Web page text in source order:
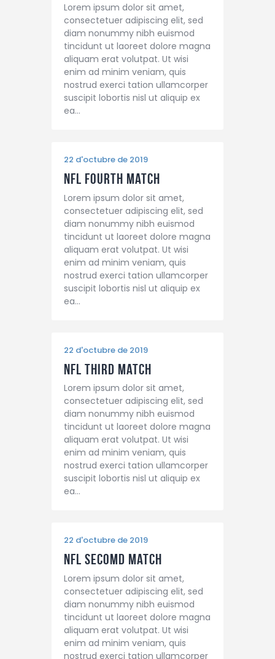
Lorem ipsum dolor sit amet,
consectetuer adipiscing elit, sed
diam nonummy nibh euismod
tincidunt ut laoreet dolore magna
aliquam erat volutpat. Ut wisi
enim ad minim veniam, quis
nostrud exerci tation ullamcorper
suscipit lobortis nisl ut aliquip ex
ea…
22 d'octubre de 2019
NFL Fourth Match
Lorem ipsum dolor sit amet,
consectetuer adipiscing elit, sed
diam nonummy nibh euismod
tincidunt ut laoreet dolore magna
aliquam erat volutpat. Ut wisi
enim ad minim veniam, quis
nostrud exerci tation ullamcorper
suscipit lobortis nisl ut aliquip ex
ea…
22 d'octubre de 2019
NFL Third Match
Lorem ipsum dolor sit amet,
consectetuer adipiscing elit, sed
diam nonummy nibh euismod
tincidunt ut laoreet dolore magna
aliquam erat volutpat. Ut wisi
enim ad minim veniam, quis
nostrud exerci tation ullamcorper
suscipit lobortis nisl ut aliquip ex
ea…
22 d'octubre de 2019
NFL Secomd Match
Lorem ipsum dolor sit amet,
consectetuer adipiscing elit, sed
diam nonummy nibh euismod
tincidunt ut laoreet dolore magna
aliquam erat volutpat. Ut wisi
enim ad minim veniam, quis
nostrud exerci tation ullamcorper